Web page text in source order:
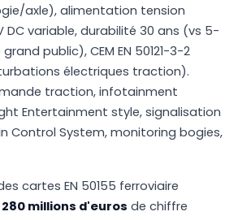
axle), alimentation tension
DC variable, durabilité 30 ans (vs 5-
public), CEM EN 50121-3-2
électriques traction).
traction, infotainment
Entertainment style, signalisation
Control System, monitoring bogies,
cartes EN 50155 ferroviaire
280 millions d'euros de chiffre